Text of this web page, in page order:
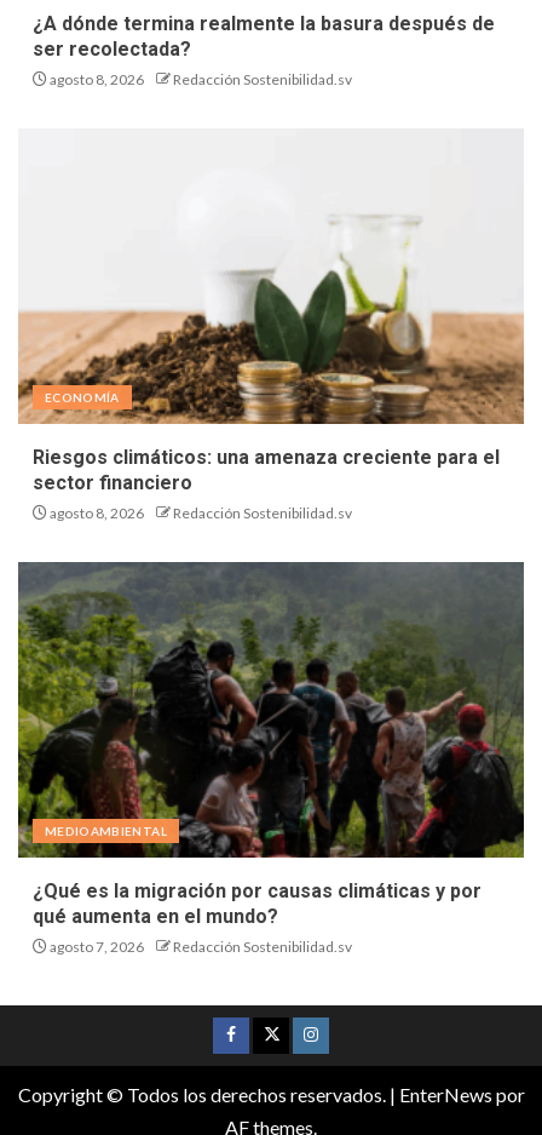
¿A dónde termina realmente la basura después de
ser recolectada?
agosto 8, 2026 Redacción Sostenibilidad.sv
ECONOMÍA
Riesgos climáticos: una amenaza creciente para el
sector financiero
agosto 8, 2026 Redacción Sostenibilidad.sv
MEDIOAMBIENTAL
¿Qué es la migración por causas climáticas y por
qué aumenta en el mundo?
agosto 7, 2026 Redacción Sostenibilidad.sv
Copyright © Todos los derechos reservados. | EnterNews por
AF themes.